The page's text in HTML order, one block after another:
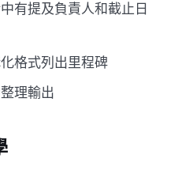
有提及負責人和截止日
格式列出里程碑
理輸出